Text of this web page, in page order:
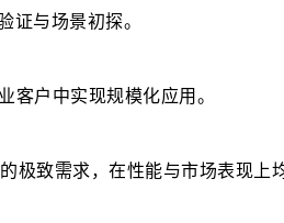
证与场景初探。
客户中实现规模化应用。
极致需求，在性能与市场表现上